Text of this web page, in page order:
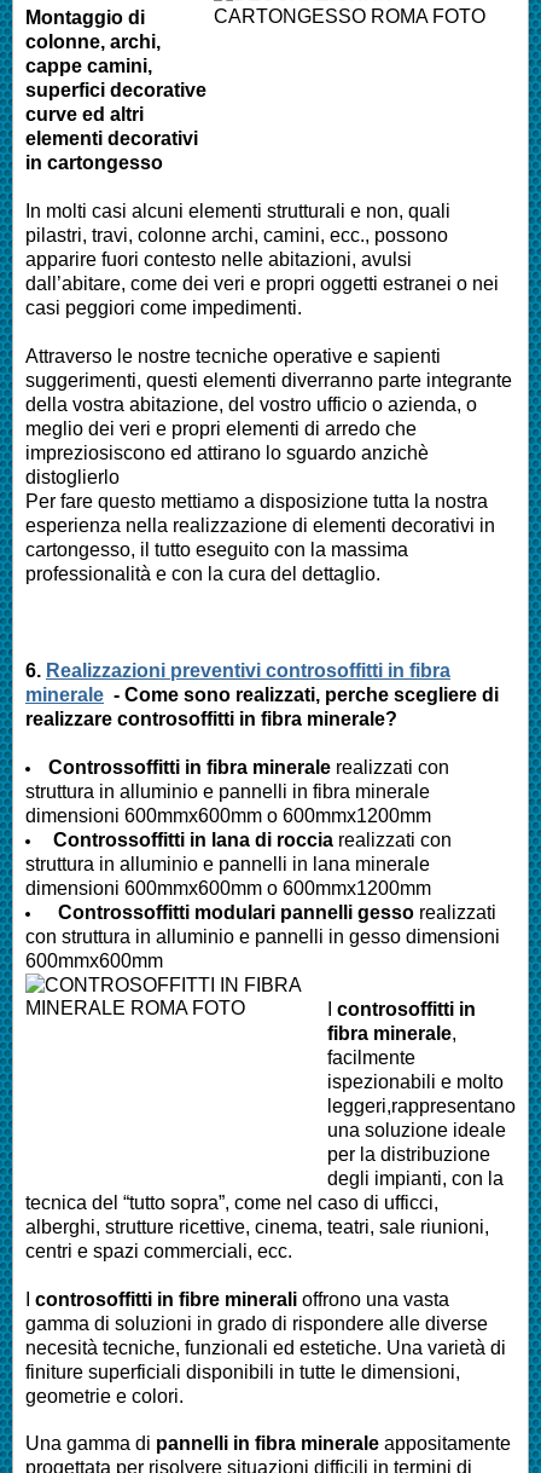
Montaggio di
colonne, archi,
cappe camini,
superfici decorative
curve ed altri
elementi decorativi
in cartongesso
In molti casi alcuni elementi strutturali e non, quali
pilastri, travi, colonne archi, camini, ecc., possono
apparire fuori contesto nelle abitazioni, avulsi
dall’abitare, come dei veri e propri oggetti estranei o nei
casi peggiori come impedimenti.
Attraverso le nostre tecniche operative e sapienti
suggerimenti, questi elementi diverranno parte integrante
della vostra abitazione, del vostro ufficio o azienda, o
meglio dei veri e propri elementi di arredo che
impreziosiscono ed attirano lo sguardo anzichè
distoglierlo
Per fare questo mettiamo a disposizione tutta la nostra
esperienza nella realizzazione di elementi decorativi in
cartongesso, il tutto eseguito con la massima
professionalità e con la cura del dettaglio.
6. Realizzazioni preventivi controsoffitti in fibra
minerale - Come sono realizzati, perche scegliere di
realizzare controsoffitti in fibra minerale?
Controssoffitti in fibra minerale realizzati con
struttura in alluminio e pannelli in fibra minerale
dimensioni 600mmx600mm o 600mmx1200mm
Controssoffitti in lana di roccia realizzati con
struttura in alluminio e pannelli in lana minerale
dimensioni 600mmx600mm o 600mmx1200mm
Controssoffitti modulari pannelli gesso realizzati
con struttura in alluminio e pannelli in gesso dimensioni
600mmx600mm
controsoffitti in
fibra minerale,
facilmente
ispezionabili e molto
leggeri,rappresentano
una soluzione ideale
per la distribuzione
degli impianti, con la
tecnica del “tutto sopra”, come nel caso di ufficci,
alberghi, strutture ricettive, cinema, teatri, sale riunioni,
centri e spazi commerciali, ecc.
controsoffitti in fibre minerali offrono una vasta
gamma di soluzioni in grado di rispondere alle diverse
necesità tecniche, funzionali ed estetiche. Una varietà di
finiture superficiali disponibili in tutte le dimensioni,
geometrie e colori.
Una gamma di pannelli in fibra minerale appositamente
progettata per risolvere situazioni difficili in termini di